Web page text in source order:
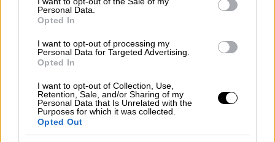
Personal Data.
Opted In
I want to opt-out of processing my
Personal Data for Targeted Advertising.
Opted In
I want to opt-out of Collection, Use,
Retention, Sale, and/or Sharing of my
Personal Data that Is Unrelated with the
Purposes for which it was collected.
Opted Out
ETCS ολοκληρώθηκε επιτυχώς και η
αυτόματη πέδηση ενεργοποιήθηκε στις εξής
περιπτώσεις:
υπερέβη το καθορισμένο όριο ταχύτητας
που προβλέπεται για το κάθε τμήμα της
γραμμής.